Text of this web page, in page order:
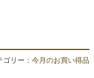
ゴリー：今月のお買い得品